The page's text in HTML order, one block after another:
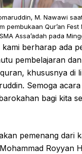
M. Nawawi
pembukaan Qur’an
Assa’adah pada
kami berharap ada
pembelajaran
khususnya di
Semoga
bagi kita
pemenang dari
Royyan